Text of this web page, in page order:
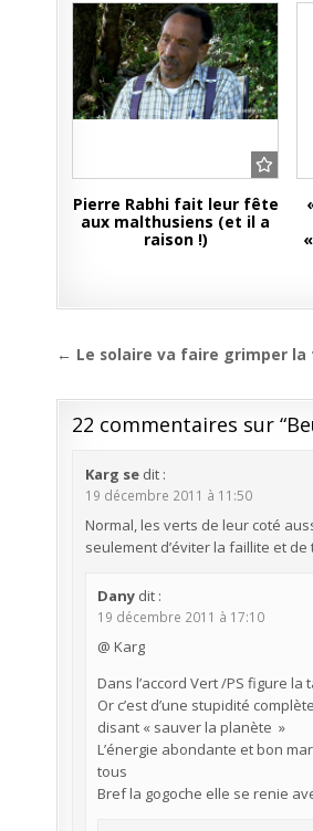
Pierre Rabhi fait leur fête
aux malthusiens (et il a
raison !)
Navigation
de
l’article
← Le solaire va faire grimper
22 commentaires sur “
Karg se dit :
19 décembre 2011 à 11:50
Normal, les verts de leur coté
seulement d’éviter la faillite et
Dany dit :
19 décembre 2011 à 17:10
@ Karg
Dans l’accord Vert /PS figure la
Or c’est d’une stupidité
disant « sauver la planète »
L’énergie abondante et bon
tous
Bref la gogoche elle se renie